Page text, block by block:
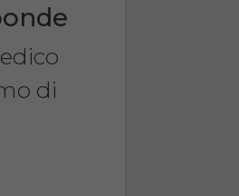
di